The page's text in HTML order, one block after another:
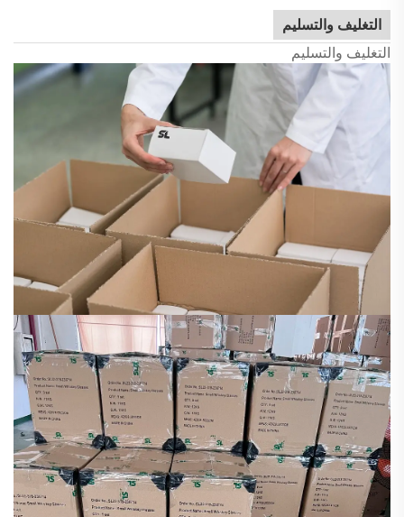
التغليف والتسليم
التغليف والتسليم